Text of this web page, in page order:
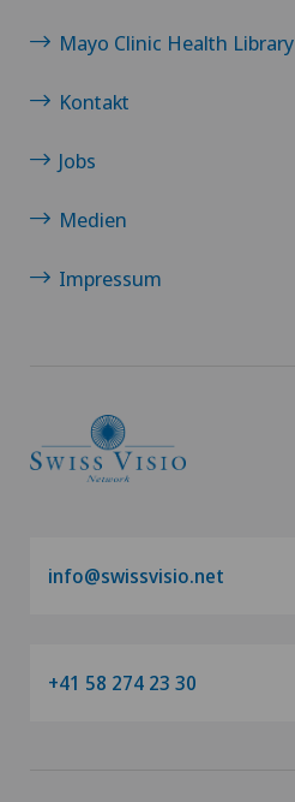
Mayo Clinic Health Library
Kontakt
Jobs
Medien
Impressum
info@swissvisio.net
+41 58 274 23 30